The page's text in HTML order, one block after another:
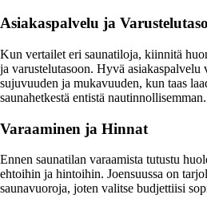
Asiakaspalvelu ja Varustelutaso
Kun vertailet eri saunatiloja, kiinnitä
ja varustelutasoon. Hyvä asiakaspalvelu
sujuvuuden ja mukavuuden, kun taas
saunahetkestä entistä nautinnollisemman.
Varaaminen ja Hinnat
Ennen saunatilan varaamista tutustu
ehtoihin ja hintoihin. Joensuussa on
saunavuoroja, joten valitse budjettiisi